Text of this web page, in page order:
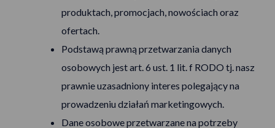
produktach, promocjach, nowościach oraz
ofertach.
Podstawą prawną przetwarzania danych
osobowych jest art. 6 ust. 1 lit. f RODO tj. nasz
prawnie uzasadniony interes polegający na
prowadzeniu działań marketingowych.
Dane osobowe przetwarzane na potrzeby